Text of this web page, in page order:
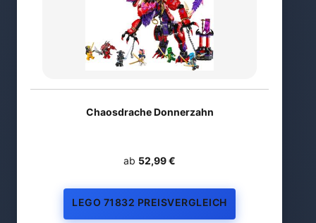
Chaosdrache Donnerzahn
ab 52,99 €
LEGO 71832 PREISVERGLEICH